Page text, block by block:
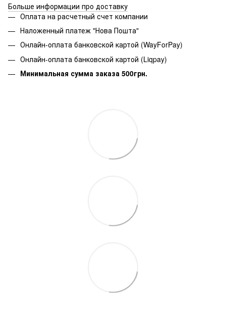
Больше информации про доставку
Оплата на расчетный счет компании
Наложенный платеж "Нова Пошта"
Онлайн-оплата банковской картой (WayForPay)
Онлайн-оплата банковской картой (Liqpay)
Минимальная сумма заказа 500грн.